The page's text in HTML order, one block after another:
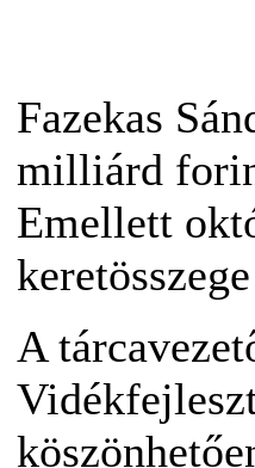
Fazekas
milliárd
Emellett
A